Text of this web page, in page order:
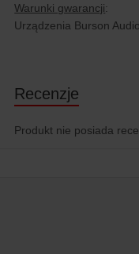
Warunki gwarancji:
Urządzenia Burson
Recenzje
Produkt nie posiada